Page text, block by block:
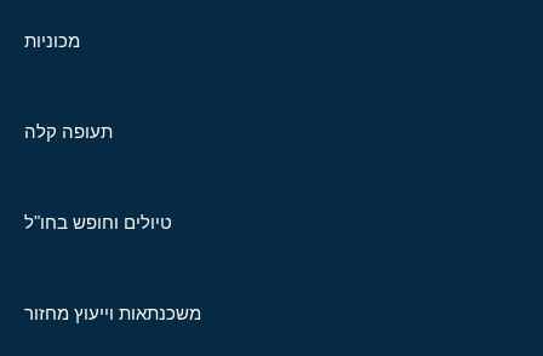
מכוניות
תעופה קלה
טיולים וחופש בחו"ל
משכנתאות וייעוץ מחזור